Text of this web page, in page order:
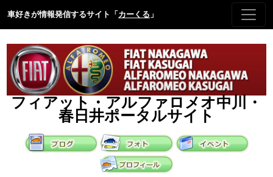
車好きが情報発信するサイト「 カーくる 」
フィアット・アルファロメオ中川・
春日井ポータルサイト